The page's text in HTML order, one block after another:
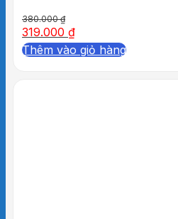
380.000₫
319.000 ₫
Thêm vào giỏ hàng